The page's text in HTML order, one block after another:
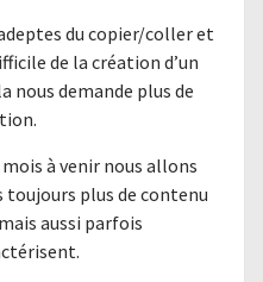
du copier/coller et
de la création d’un
nous demande plus de
mois à venir nous allons
toujours plus de contenu
aussi parfois